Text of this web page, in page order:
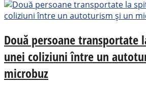
Două persoane transportate
unei coliziuni între un
microbuz